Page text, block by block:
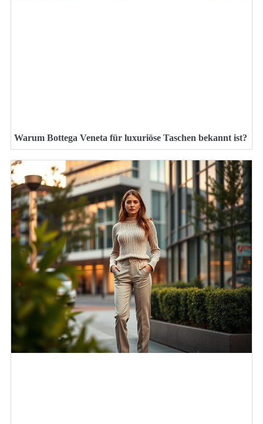
Warum Bottega Veneta für luxuriöse Taschen bekannt ist?